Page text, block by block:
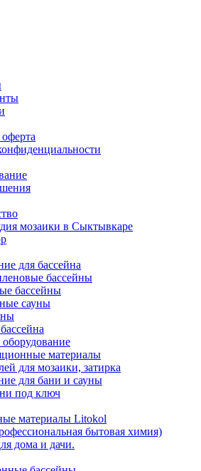
мозаики в Сыктывкаре
для бассейна
бассейны
бассейны
сауны
материалы
для мозаики, затирка
для бани и сауны
под ключ
материалы Litokol
бытовая химия)
дома и дачи.